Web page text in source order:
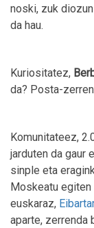
noski, zuk
da hau.
Kuriositatez,
da? Posta-
Komunitateez,
jarduten da gaur
sinple eta
Moskeatu
euskaraz,
aparte, zerrenda